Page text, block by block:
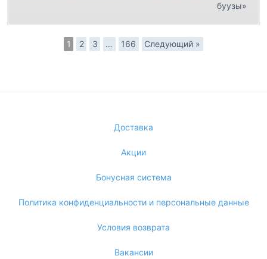
буузы»
1 2 3 … 166 Следующий »
Доставка
Акции
Бонусная система
Политика конфиденциальности и персональные данные
Условия возврата
Вакансии